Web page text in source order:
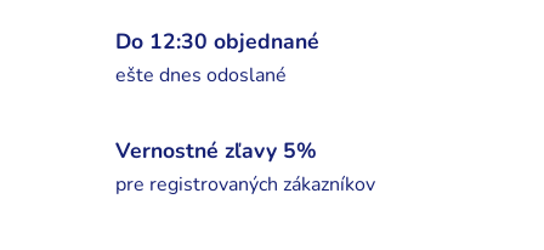
Do 12:30 objednané
ešte dnes odoslané
Vernostné zľavy 5%
pre registrovaných zákazníkov